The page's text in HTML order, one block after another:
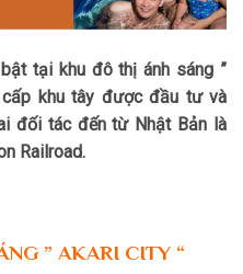
tại khu đô thị ánh sáng ”
khu tây được đầu tư và
đối tác đến từ Nhật Bản là
Railroad.
” AKARI CITY “